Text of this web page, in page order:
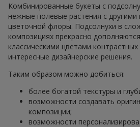
Комбинированные букеты с
нежные полевые растения с другими
цветочной флоры. Подсолнухи в
композициях прекрасно
классическими цветами
интересные дизайнерские решения.
Таким образом можно добиться:
более богатой текстуры и
возможности создавать
композиции;
возможности